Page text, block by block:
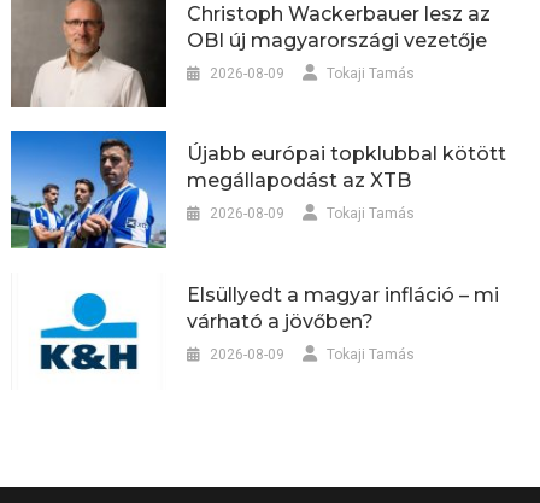
Christoph Wackerbauer lesz az
OBI új magyarországi vezetője
2026-08-09 Tokaji Tamás
Újabb európai topklubbal kötött
megállapodást az XTB
2026-08-09 Tokaji Tamás
Elsüllyedt a magyar infláció – mi
várható a jövőben?
2026-08-09 Tokaji Tamás